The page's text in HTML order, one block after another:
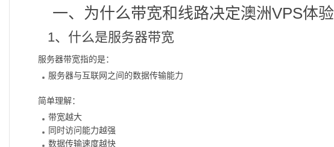
一、为什么带宽和线路决定澳洲VPS体验
1、什么是服务器带宽
服务器带宽指的是：
服务器与互联网之间的数据传输能力
简单理解：
带宽越大
同时访问能力越强
数据传输速度越快